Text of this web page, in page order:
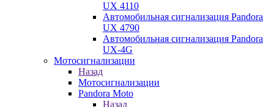
UX 4110
Автомобильная сигнализация Pandora
UX 4790
Автомобильная сигнализация Pandora
UX-4G
Мотосигнализации
Назад
Мотосигнализации
Pandora Moto
Назад